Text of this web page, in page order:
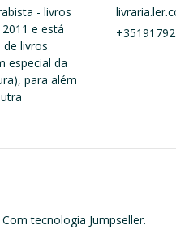
- livros
e está
livros
especial da
para além
Com tecnologia Jumpseller.